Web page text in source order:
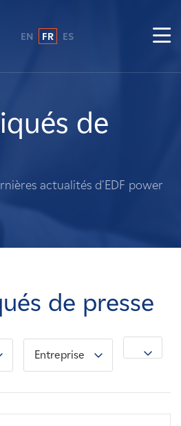
EN FR ES
de
actualités d'EDF power
de presse
Entreprise